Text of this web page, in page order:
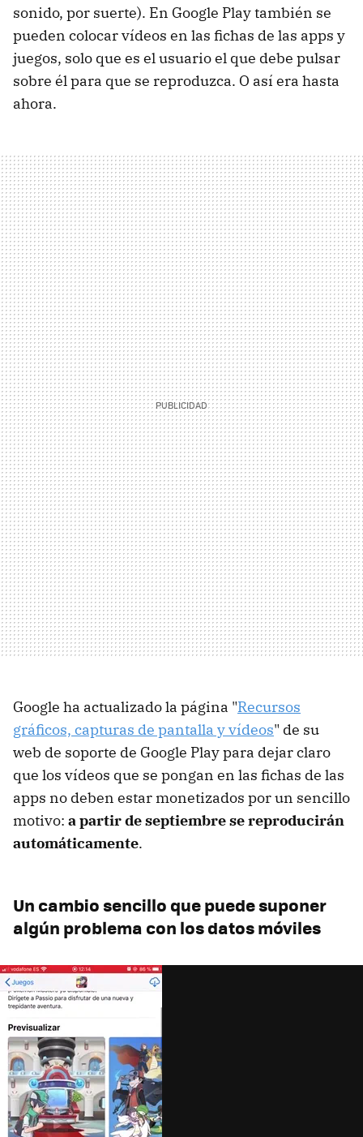
sonido, por suerte). En Google Play también se
pueden colocar vídeos en las fichas de las apps y
juegos, solo que es el usuario el que debe pulsar
sobre él para que se reproduzca. O así era hasta
ahora.
Google ha actualizado la página "Recursos
gráficos, capturas de pantalla y vídeos" de su
web de soporte de Google Play para dejar claro
que los vídeos que se pongan en las fichas de las
apps no deben estar monetizados por un sencillo
motivo: a partir de septiembre se reproducirán
automáticamente.
Un cambio sencillo que puede suponer
algún problema con los datos móviles